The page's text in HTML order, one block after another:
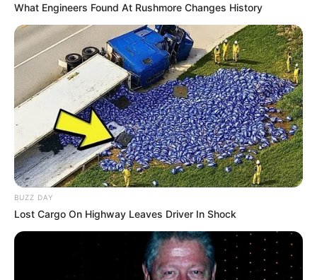
Serem! 9 Chat Ojek Online &
Pelanggan Ini Bikin Auto
Merinding
Bikin Ngakak, 10 Potret
Cosplay Murah Pakai Bahan
Seadanya
What Engineers Found At Rushmore Changes History
BUZZ DAY
Lost Cargo On Highway Leaves Driver In Shock